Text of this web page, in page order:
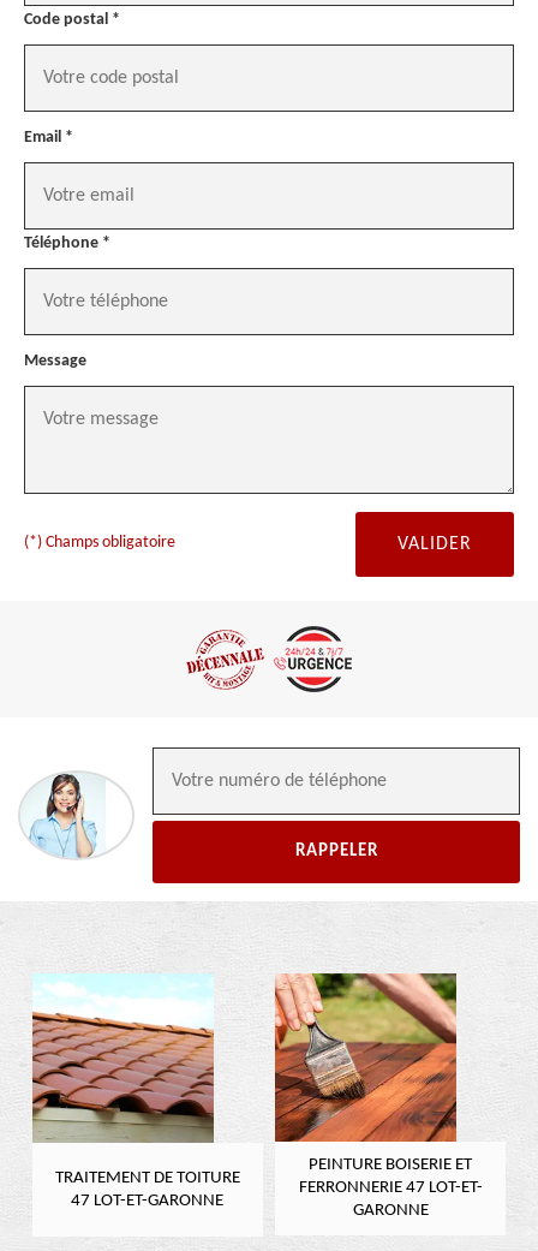
Code postal *
Email *
Téléphone *
Message
(*) Champs obligatoire
TRAITEMENT DE TOITURE
47 LOT-ET-GARONNE
PEINTURE BOISERIE ET
FERRONNERIE 47 LOT-ET-
GARONNE